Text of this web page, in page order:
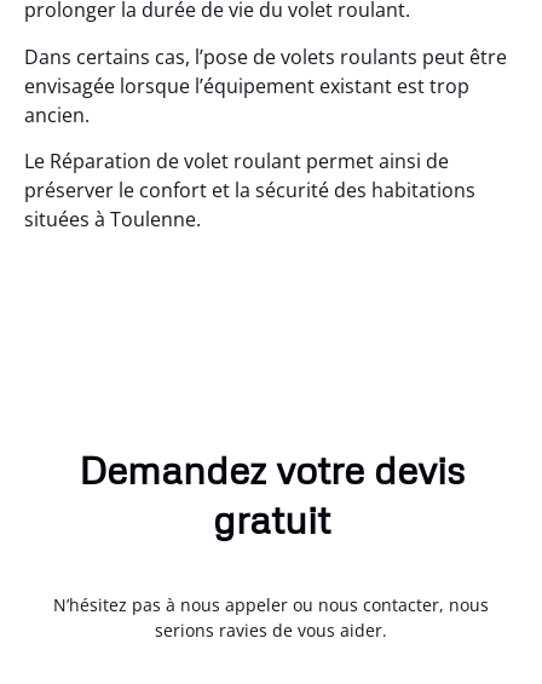
prolonger la durée de vie du volet roulant.
Dans certains cas, l’pose de volets roulants peut être
envisagée lorsque l’équipement existant est trop
ancien.
Le Réparation de volet roulant permet ainsi de
préserver le confort et la sécurité des habitations
situées à Toulenne.
Demandez votre devis
gratuit
N’hésitez pas à nous appeler ou nous contacter, nous
serions ravies de vous aider.